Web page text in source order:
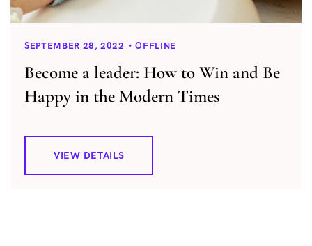
SEPTEMBER 28, 2022 OFFLINE
Become a leader: How to Win and Be
Happy in the Modern Times
VIEW DETAILS